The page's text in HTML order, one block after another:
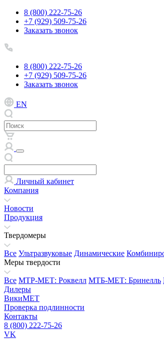
8 (800) 222-75-26
+7 (929) 509-75-26
Заказать звонок
8 (800) 222-75-26
+7 (929) 509-75-26
Заказать звонок
EN
Личный кабинет
Компания
Новости
Продукция
Твердомеры
Все Ультразвуковые Динамические
Меры твердости
Все МТР-МЕТ: Роквелл МТБ-МЕТ: Бринелль
Дилеры
ВикиМЕТ
Проверка подлинности
Контакты
8 (800) 222-75-26
VK